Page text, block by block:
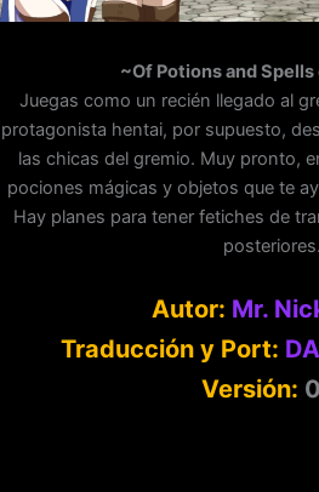
~Of Potions and Spells
Juegas como un recién llegado al
protagonista hentai, por supuesto,
las chicas del gremio. Muy pronto,
pociones mágicas y objetos que te
Hay planes para tener fetiches de
posteriores.
Autor: Mr.
Traducción y Port:
Versión: